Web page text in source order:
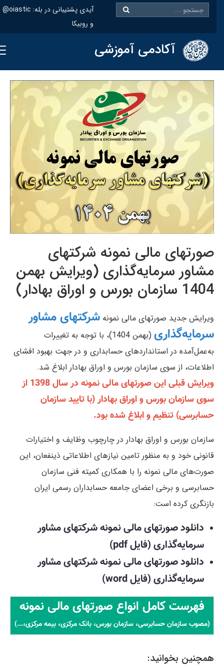
@oiastic :آیدی پشتیبانی در بله
و روبیکا
آکادمی آموزشی
صورتهای مالی نمونه شرکتهای
مشاور سرمایه‌گذاری (ویرایش بهمن
1404 سازمان بورس و اوراق بهادار)
ویرایش جدید صورتهای مالی نمونهشرکتهای مشاور
سرمایه‌گذاری
(بهمن 1404)، با توجه به تغییرات
به‌عمل‌آمده در استانداردهای حسابداری و در جهت بهبود افشای
اطلاعات، از سوی سازمان بورس و اوراق بهادار ابلاغ شد.
ویرایش قبلی این صورتهای مالی نمونه در سال 1398 از
سوی سازمان بورس و اوراق بهادار (با تایید سازمان
حسابرسی) تنظیم و ابلاغ شده بود.
سازمان بورس و اوراق بهادار در چارچوب وظایف و اختیارات
قانونی خود و به منظور تامین نیازهای اطلاعاتی ذينفعان، این
صورت‌های مالی نمونه را با همکاری کمیته فنی سازمان
حسابرسی و برخی اعضای جامعه حسابداران رسمی ایران
بازنگری کرده است:
دانلود صورتهای مالی نمونه شرکتهای مشاور
سرمایه‌گذاری (فایل pdf)
دانلود صورتهای مالی نمونه شرکتهای مشاور
سرمایه‌گذاری (فایل word)
فهرست کامل انواع صورتهای مالی نمونه
(مصوب سازمان حسابرسی، سازمان بورس، بانک مرکزی، بیمه مرکزی،...)
همچنین بخوانید: